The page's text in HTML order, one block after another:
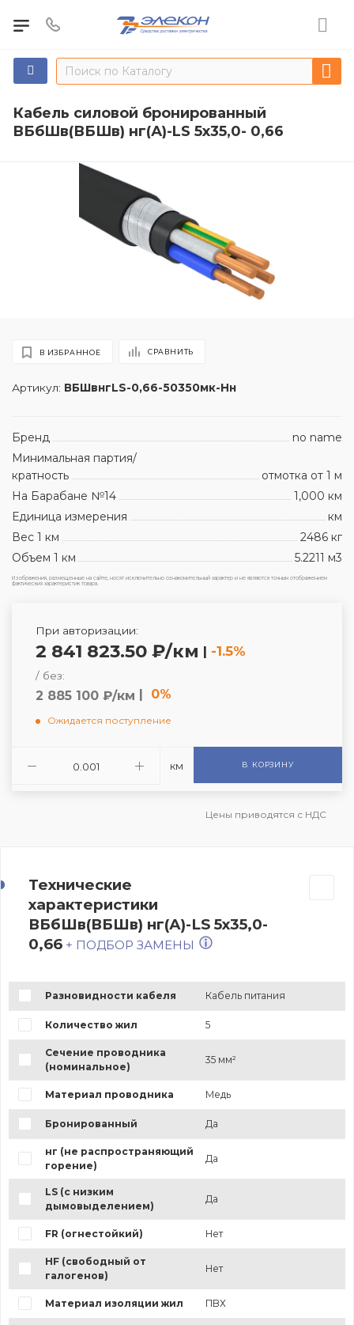
Кабель силовой бронированный
ВБбШв(ВБШв) нг(А)-LS 5х35,0- 0,66
Артикул: ВБШвнгLS-0,66-50350мк-Нн
В ИЗБРАННОЕ СРАВНИТЬ
Бренд
no name
Минимальная партия/
кратность
отмотка от 1 м
На Барабане №14
1,000 км
Единица измерения
км
Вес 1 км
2486 кг
Объем 1 км
5.2211 м3
Изображения, размещенные на сайте, носят исключительно ознакомительный характер и не являются точным отображением
фактических характеристик товара.
При авторизации:
2 841 823.50 ₽/км | -1.5%
/ без:
2 885 100 ₽/км | 0%
Ожидается поступление
км В КОРЗИНУ
Цены приводятся с НДС
Технические
характеристики
ВБбШв(ВБШв) нг(А)-LS 5х35,0-
0,66 + ПОДБОР ЗАМЕНЫ
Разновидности кабеля Кабель питания
Количество жил 5
Сечение проводника
(номинальное)
35 мм²
Материал проводника Медь
Бронированный Да
нг (не распространяющий
горение)
Да
LS (с низким
дымовыделением)
Да
FR (огнестойкий) Нет
HF (свободный от
галогенов)
Нет
Материал изоляции жил ПВХ